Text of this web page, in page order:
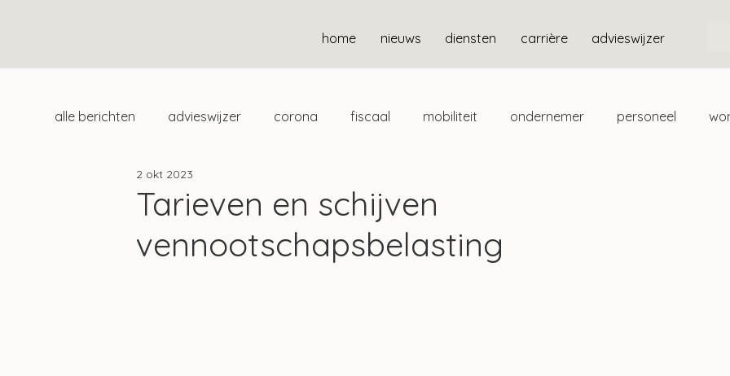
home nieuws diensten carrière advieswijzer
alle berichten advieswijzer corona fiscaal mobiliteit ondernemer personeel
duurzaam home
Tarieven en schijven
vennootschapsbelasting
2 okt 2023